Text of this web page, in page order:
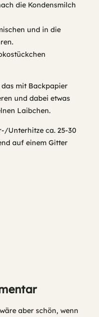
die Kondensmilch
und in die
mit Backpapier
und dabei etwas
Laibchen.
Unterhitze ca. 25-30
auf einem Gitter
aber schön, wenn